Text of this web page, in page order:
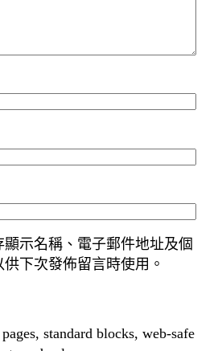
顯示名稱、電子郵件地址及個
下次發佈留言時使用。
standard blocks, web-safe